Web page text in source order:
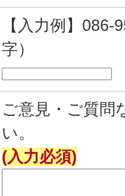
【入力例】
字）
ご意見・ご質問
い。
(入力必須)